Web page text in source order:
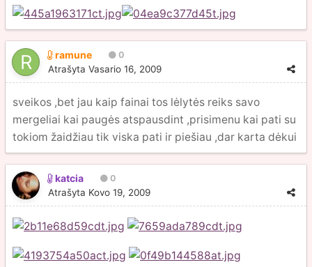
ramune 0
Atrašyta Vasario 16, 2009
sveikos ,bet jau kaip fainai tos lėlytės reiks savo
mergeliai kai paugės atspausdint ,prisimenu kai pati su
tokiom žaidžiau tik viska pati ir piešiau ,dar karta dėkui
katcia 0
Atrašyta Kovo 19, 2009